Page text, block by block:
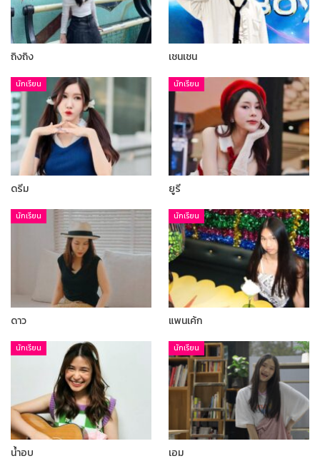
ถิงถิง เชนเชน
นักเรียน
ดรีม
นักเรียน
ยูรี
นักเรียน
ดาว
นักเรียน
แพนเค้ก
นักเรียน
น้ำอบ
นักเรียน
เอม